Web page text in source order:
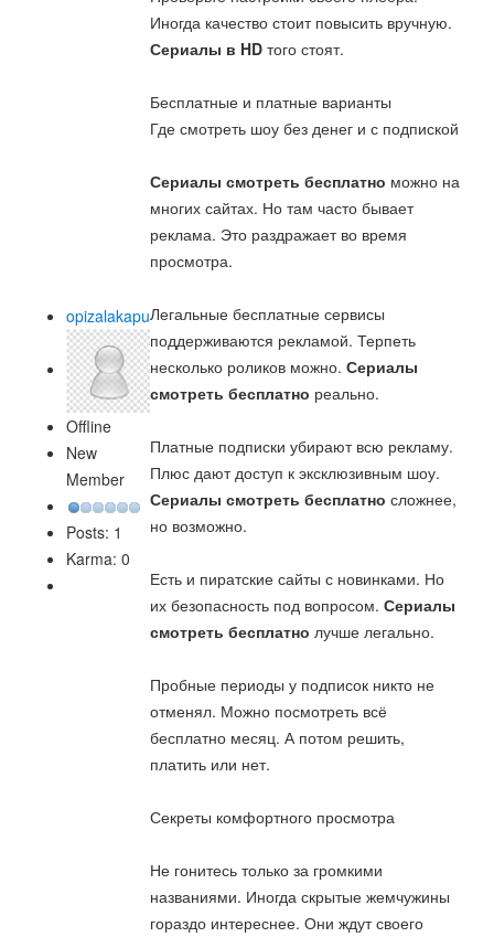
opizalakapu
Offline
New
Member
Posts: 1
Karma: 0
Иногда качество стоит повысить вручную.
Сериалы в HD того стоят.
Бесплатные и платные варианты
Где смотреть шоу без денег и с подпиской
Сериалы смотреть бесплатно можно на
многих сайтах. Но там часто бывает
реклама. Это раздражает во время
просмотра.
Легальные бесплатные сервисы
поддерживаются рекламой. Терпеть
несколько роликов можно. Сериалы
смотреть бесплатно реально.
Платные подписки убирают всю рекламу.
Плюс дают доступ к эксклюзивным шоу.
Сериалы смотреть бесплатно сложнее,
но возможно.
Есть и пиратские сайты с новинками. Но
их безопасность под вопросом. Сериалы
смотреть бесплатно лучше легально.
Пробные периоды у подписок никто не
отменял. Можно посмотреть всё
бесплатно месяц. А потом решить,
платить или нет.
Секреты комфортного просмотра
Не гонитесь только за громкими
названиями. Иногда скрытые жемчужины
гораздо интереснее. Они ждут своего